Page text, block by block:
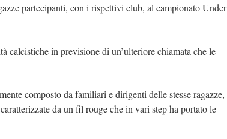
partecipanti, con i rispettivi club, al campionato Under
calcistiche in previsione di un’ulteriore chiamata che le
composto da familiari e dirigenti delle stesse ragazze,
da un fil rouge che in vari step ha portato le